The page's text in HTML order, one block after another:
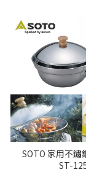
SOTO 家用不鏽
ST-